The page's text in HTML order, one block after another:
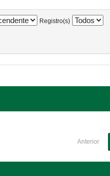
Registro(s)
Anterior